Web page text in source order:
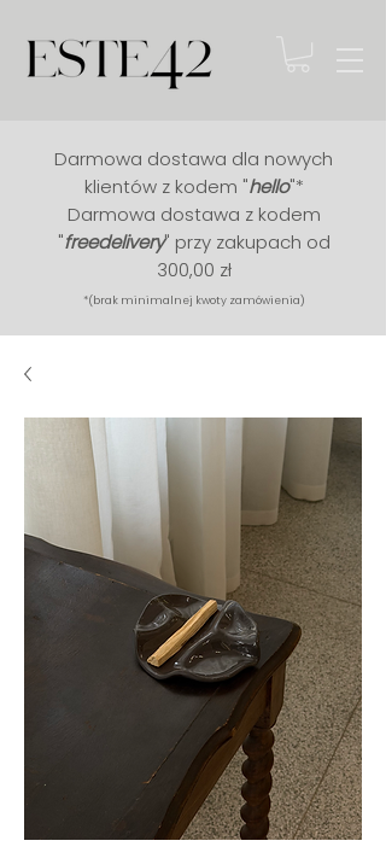
Darmowa dostawa dla nowych
klientów z kodem "hello"*
Darmowa dostawa z kodem
"freedelivery" przy zakupach od
300,00 zł
*(brak minimalnej kwoty zamówienia)